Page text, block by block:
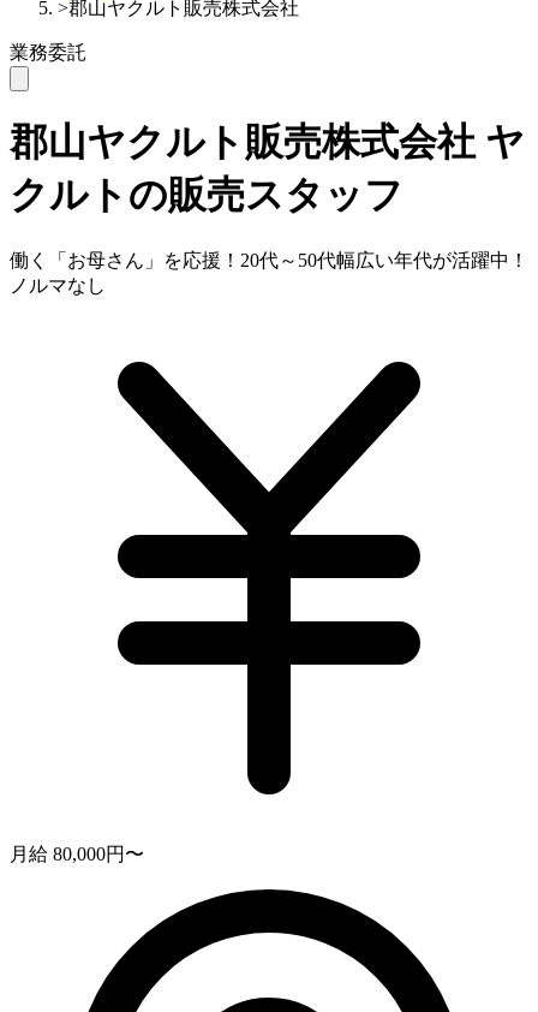
>郡山ヤクルト販売株式会社
業務委託
郡山ヤクルト販売株式会社ヤ
クルトの販売スタッフ
働く「お母さん」を応援！20代～50代幅広い年代が活躍中！
ノルマなし
月給 80,000円〜